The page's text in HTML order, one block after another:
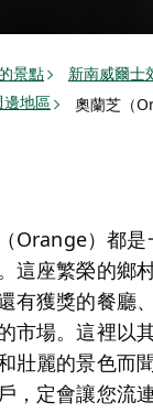
景點
新南威爾士
地區
奧蘭芝（
Orange）都是
這座繁榮的鄉
有獲獎的餐廳
市場。這裡以
壯麗的景色而
，定會讓您流連